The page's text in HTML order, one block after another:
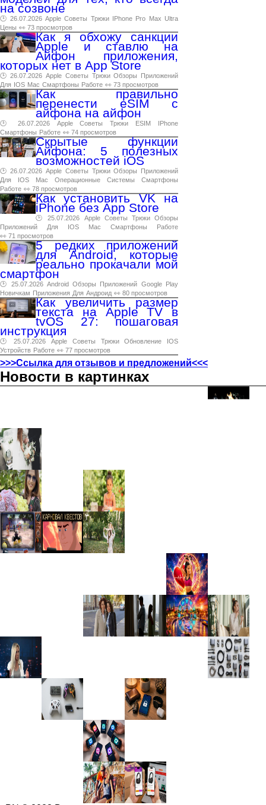
на созвоне
🕑 26.07.2026 Apple Советы Трюки IPhone Pro Max Ultra
Цены 👀 73 просмотров
Как я обхожу санкции
Apple и ставлю на
Айфон приложения,
которых нет в App Store
🕑 26.07.2026 Apple Советы Трюки Обзоры
Приложений
Для IOS Mac Смартфоны Работе 👀 73 просмотров
Как правильно
перенести eSIM с
айфона на айфон
🕑 26.07.2026 Apple Советы Трюки ESIM
IPhone
Смартфоны Работе 👀 74 просмотров
Скрытые функции
Айфона: 5 полезных
возможностей iOS
🕑 26.07.2026 Apple Советы Трюки Обзоры
Приложений
Для
IOS Mac Операционные Системы
Смартфоны
Работе 👀 78 просмотров
Как установить VK на
iPhone без App Store
🕑 25.07.2026 Apple Советы Трюки Обзоры
Приложений
Для IOS Mac Смартфоны
Работе
👀 71 просмотров
5 редких приложений
для Android, которые
реально прокачали мой
смартфон
🕑 25.07.2026 Android Обзоры Приложений Google
Play
Новичкам Приложения Для Андроид 👀 80 просмотров
Как увеличить размер
текста на Apple TV в
tvOS 27: пошаговая
инструкция
🕑 25.07.2026 Apple Советы Трюки Обновление
IOS
Устройств Работе 👀 77 просмотров
>>>Ссылка для отзывов и предложений<<<
Новости в картинках